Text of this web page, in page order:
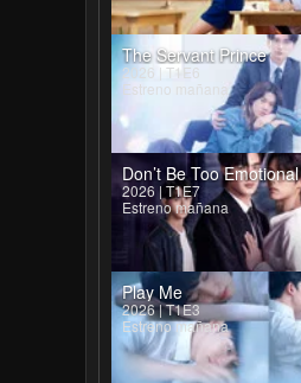
The Servant Prince
2026 | T1E6
Estreno mañana
Don’t Be Too Emotional
2026 | T1E7
Estreno mañana
Play Me
2026 | T1E3
Estreno mañana